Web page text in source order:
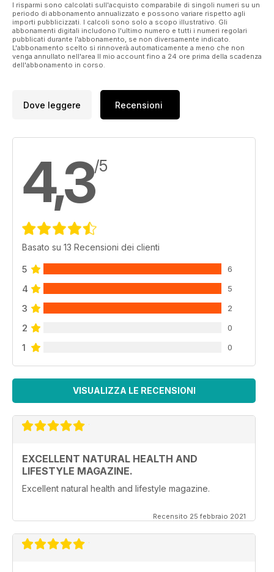
I risparmi sono calcolati sull'acquisto comparabile di singoli numeri su un
periodo di abbonamento annualizzato e possono variare rispetto agli
importi pubblicizzati. I calcoli sono solo a scopo illustrativo. Gli
abbonamenti digitali includono l'ultimo numero e tutti i numeri regolari
pubblicati durante l'abbonamento, se non diversamente indicato.
L'abbonamento scelto si rinnoverà automaticamente a meno che non
venga annullato nell'area Il mio account fino a 24 ore prima della scadenza
dell'abbonamento in corso.
Dove leggere Recensioni
4,3/5
Basato su 13 Recensioni dei clienti
5 6
4 5
3 2
2 0
1 0
VISUALIZZA LE RECENSIONI
EXCELLENT NATURAL HEALTH AND
LIFESTYLE MAGAZINE.
Excellent natural health and lifestyle magazine.
Recensito 25 febbraio 2021